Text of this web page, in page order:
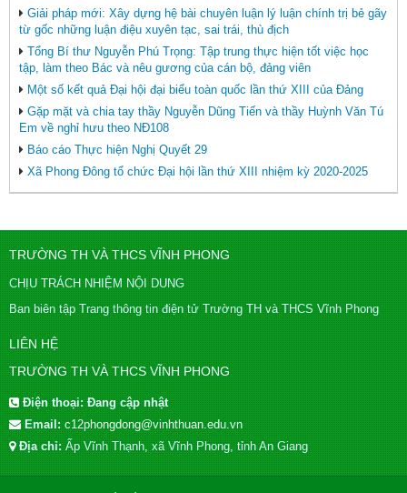
Giải pháp mới: Xây dựng hệ bài chuyên luận lý luận chính trị bẻ gãy
từ gốc những luận điệu xuyên tạc, sai trái, thù địch
Tổng Bí thư Nguyễn Phú Trọng: Tập trung thực hiện tốt việc học
tập, làm theo Bác và nêu gương của cán bộ, đảng viên
Một số kết quả Đại hội đại biểu toàn quốc lần thứ XIII của Đảng
Gặp mặt và chia tay thầy Nguyễn Dũng Tiến và thầy Huỳnh Văn Tú
Em về nghỉ hưu theo NĐ108
Báo cáo Thực hiện Nghị Quyết 29
Xã Phong Đông tổ chức Đại hội lần thứ XIII nhiệm kỳ 2020-2025
TRƯỜNG TH VÀ THCS VĨNH PHONG
CHỊU TRÁCH NHIỆM NỘI DUNG
Ban biên tập Trang thông tin điện tử Trường TH và THCS Vĩnh Phong
LIÊN HỆ
TRƯỜNG TH VÀ THCS VĨNH PHONG
Điện thoại:Đang cập nhật
Email:c12phongdong@vinhthuan.edu.vn
Địa chỉ:Ấp Vĩnh Thạnh, xã Vĩnh Phong, tỉnh An Giang